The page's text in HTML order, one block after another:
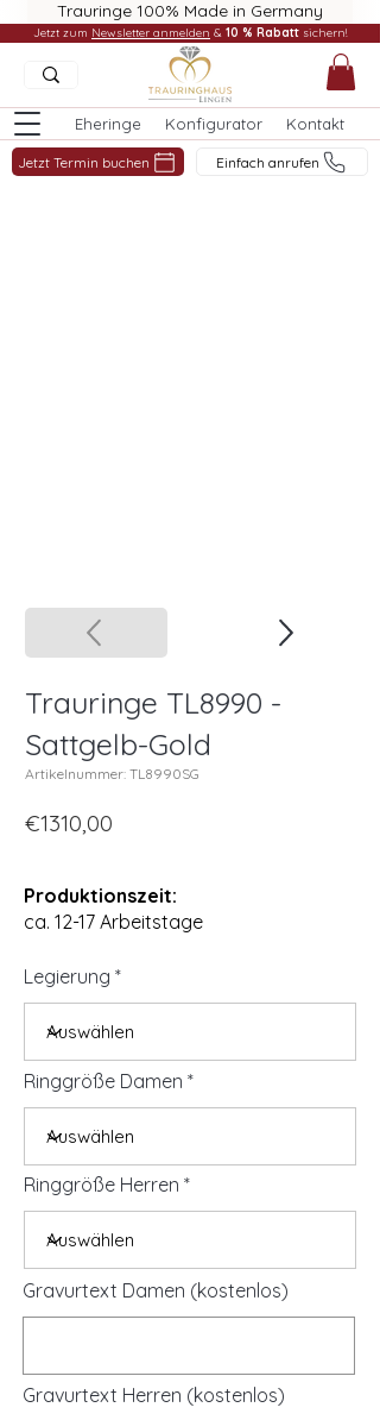
Trauringe 100% Made in Germany
Eheringe Konfigurator Kontakt
Jetzt Termin buchen Einfach anrufen
Jetzt zum Newsletter anmelden & 10 % Rabatt sichern!
Trauringe TL8990 -
Sattgelb-Gold
Artikelnummer: TL8990SG
€1310,00
Produktionszeit:
ca. 12-17 Arbeitstage
Legierung
Ringgröße Damen
Ringgröße Herren
Gravurtext Damen (kostenlos)
Gravurtext Herren (kostenlos)